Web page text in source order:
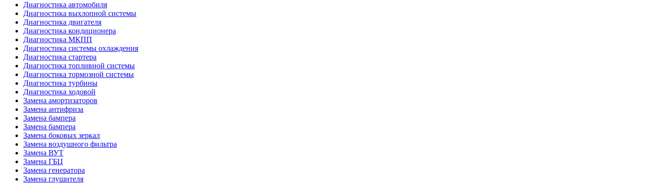
Диагностика автомобиля
Диагностика выхлопной системы
Диагностика двигателя
Диагностика кондиционера
Диагностика МКПП
Диагностика системы охлаждения
Диагностика стартера
Диагностика топливной системы
Диагностика тормозной системы
Диагностика турбины
Диагностика ходовой
Замена амортизаторов
Замена антифриза
Замена бампера
Замена бампера
Замена боковых зеркал
Замена воздушного фильтра
Замена ВУТ
Замена ГБЦ
Замена генератора
Замена глушителя